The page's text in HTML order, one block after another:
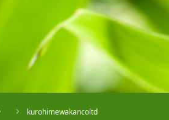
kurohimewakancoltd